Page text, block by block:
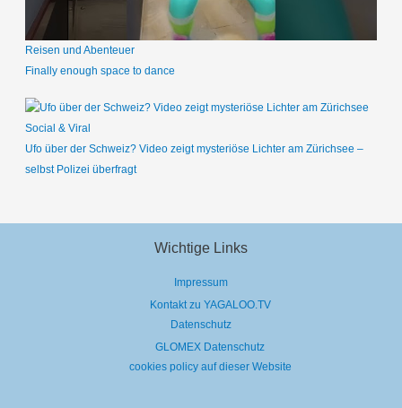
Reisen und Abenteuer
Finally enough space to dance
Social & Viral
Ufo über der Schweiz? Video zeigt mysteriöse Lichter am Zürichsee –
selbst Polizei überfragt
Wichtige Links
Impressum
Kontakt zu YAGALOO.TV
Datenschutz
GLOMEX Datenschutz
cookies policy auf dieser Website